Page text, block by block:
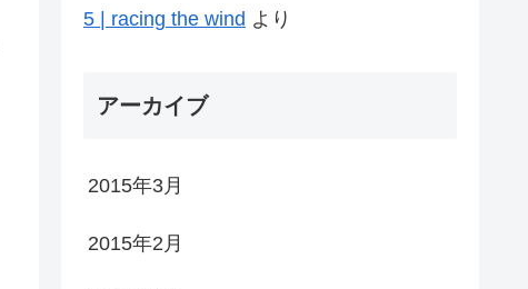
5 | racing the wind より
アーカイブ
2015年3月
2015年2月